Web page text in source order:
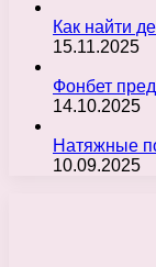
Как найти
15.11.2025
Фонбет
14.10.2025
Натяжные
10.09.2025